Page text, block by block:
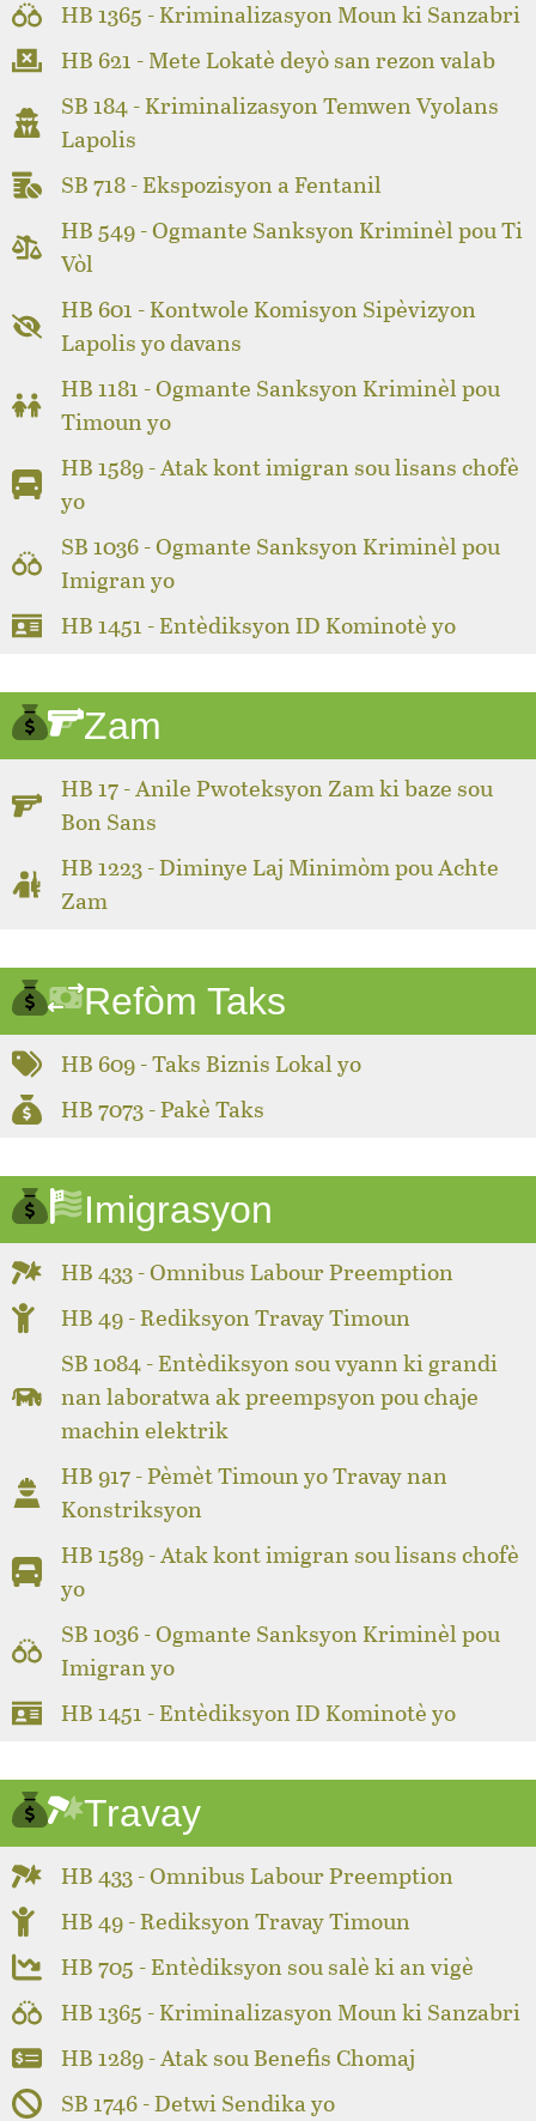
HB 1365 - Kriminalizasyon Moun ki Sanzabri
HB 621 - Mete Lokatè deyò san rezon valab
SB 184 - Kriminalizasyon Temwen Vyolans
Lapolis
SB 718 - Ekspozisyon a Fentanil
HB 549 - Ogmante Sanksyon Kriminèl pou Ti
Vòl
HB 601 - Kontwole Komisyon Sipèvizyon
Lapolis yo davans
HB 1181 - Ogmante Sanksyon Kriminèl pou
Timoun yo
HB 1589 - Atak kont imigran sou lisans chofè
yo
SB 1036 - Ogmante Sanksyon Kriminèl pou
Imigran yo
HB 1451 - Entèdiksyon ID Kominotè yo
Zam
HB 17 - Anile Pwoteksyon Zam ki baze sou
Bon Sans
HB 1223 - Diminye Laj Minimòm pou Achte
Zam
Refòm Taks
HB 609 - Taks Biznis Lokal yo
HB 7073 - Pakè Taks
Imigrasyon
HB 433 - Omnibus Labour Preemption
HB 49 - Rediksyon Travay Timoun
SB 1084 - Entèdiksyon sou vyann ki grandi
nan laboratwa ak preempsyon pou chaje
machin elektrik
HB 917 - Pèmèt Timoun yo Travay nan
Konstriksyon
HB 1589 - Atak kont imigran sou lisans chofè
yo
SB 1036 - Ogmante Sanksyon Kriminèl pou
Imigran yo
HB 1451 - Entèdiksyon ID Kominotè yo
Travay
HB 433 - Omnibus Labour Preemption
HB 49 - Rediksyon Travay Timoun
HB 705 - Entèdiksyon sou salè ki an vigè
HB 1365 - Kriminalizasyon Moun ki Sanzabri
HB 1289 - Atak sou Benefis Chomaj
SB 1746 - Detwi Sendika yo